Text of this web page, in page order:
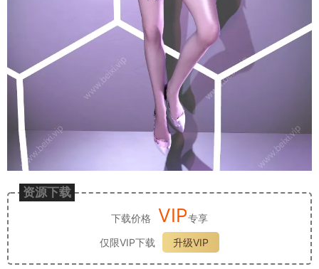
资源下载
下载价格 VIP专享
仅限VIP下载
升级VIP